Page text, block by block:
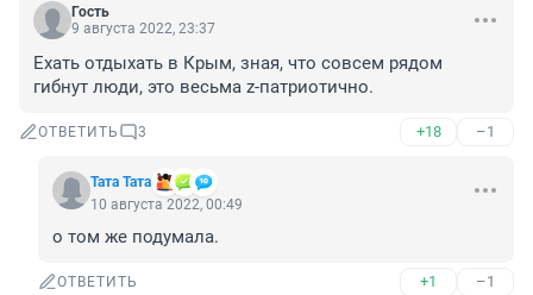
Гость
9 августа 2022, 23:37
Ехать отдыхать в Крым, зная, что совсем рядом
гибнут люди, это весьма z-патриотично.
ОТВЕТИТЬ 3 +18 –1
Тата Тата
10 августа 2022, 00:49
о том же подумала.
ОТВЕТИТЬ +1 –1